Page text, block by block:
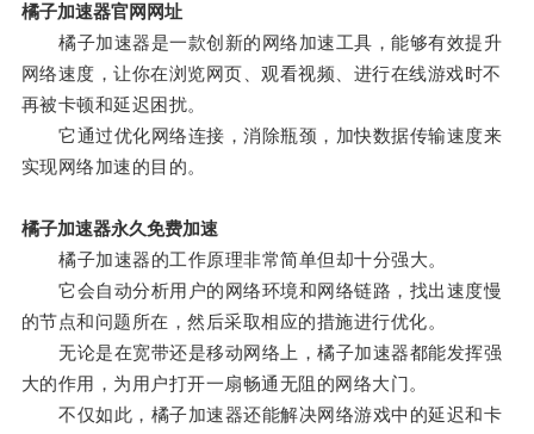
橘子加速器官网网址
橘子加速器是一款创新的网络加速工具，能够有效提升
网络速度，让你在浏览网页、观看视频、进行在线游戏时不
再被卡顿和延迟困扰。
它通过优化网络连接，消除瓶颈，加快数据传输速度来
实现网络加速的目的。
橘子加速器永久免费加速
橘子加速器的工作原理非常简单但却十分强大。
它会自动分析用户的网络环境和网络链路，找出速度慢
的节点和问题所在，然后采取相应的措施进行优化。
无论是在宽带还是移动网络上，橘子加速器都能发挥强
大的作用，为用户打开一扇畅通无阻的网络大门。
不仅如此，橘子加速器还能解决网络游戏中的延迟和卡